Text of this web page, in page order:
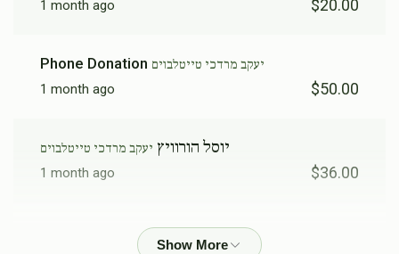
1 month ago $20.00
Phone Donation יעקב מרדכי טייטלבוים
1 month ago $50.00
יוסל הורוויץ יעקב מרדכי טייטלבוים
1 month ago $36.00
Phone Donation יעקב מרדכי טייטלבוים